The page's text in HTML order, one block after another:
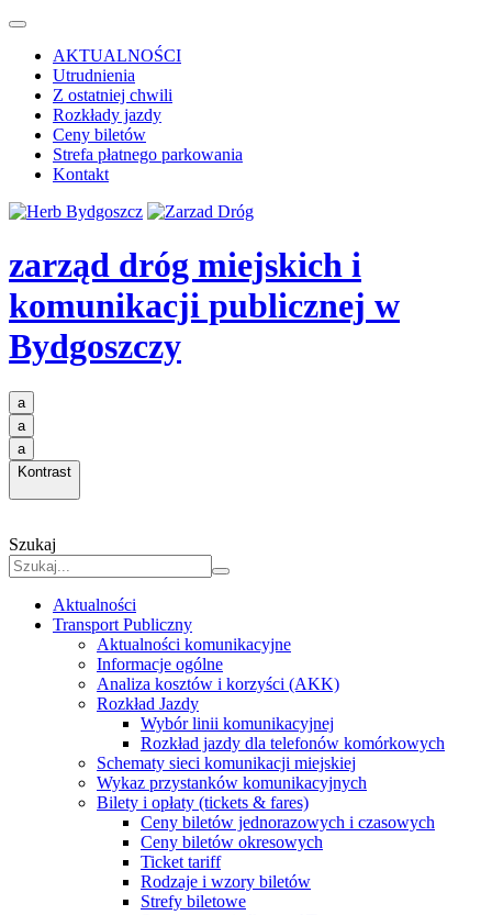
AKTUALNOŚCI
Utrudnienia
Z ostatniej chwili
Rozkłady jazdy
Ceny biletów
Strefa płatnego parkowania
Kontakt
zarząd dróg miejskich i
komunikacji publicznej w
Bydgoszczy
a
a
a
Kontrast
Szukaj
Aktualności
Transport Publiczny
Aktualności komunikacyjne
Informacje ogólne
Analiza kosztów i korzyści (AKK)
Rozkład Jazdy
Wybór linii komunikacyjnej
Rozkład jazdy dla telefonów komórkowych
Schematy sieci komunikacji miejskiej
Wykaz przystanków komunikacyjnych
Bilety i opłaty (tickets & fares)
Ceny biletów jednorazowych i czasowych
Ceny biletów okresowych
Ticket tariff
Rodzaje i wzory biletów
Strefy biletowe